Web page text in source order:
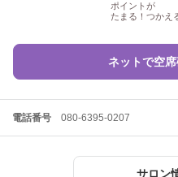
ポイントが
たまる！つかえ
ネットで空
電話番号 080-6395-0207
サロン